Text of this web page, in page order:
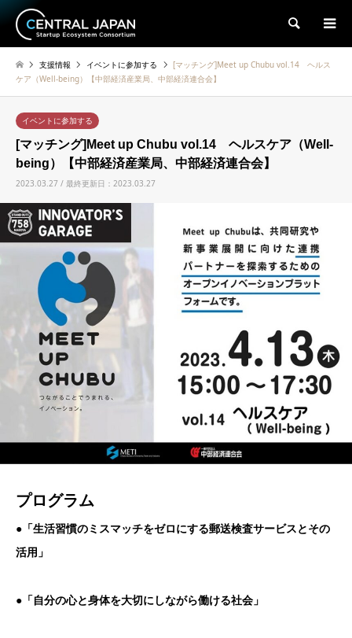
検索
支援情報 イベントに参加する
[マッチング]Meet up Chubu vol.14 ヘルス
ケア（Well-being）【中部経済産業局、中部経済連合会】
イベントに参加する
[マッチング]Meet up Chubu vol.14 ヘルスケア（Well-
being）【中部経済産業局、中部経済連合会】
2023.03.27 / 最終更新日：2023.03.27
プログラム
●「生活習慣のミスマッチをゼロにする郵送検査サービスとその
活用」
●「自分の心と身体を大切にしながら働ける社会」